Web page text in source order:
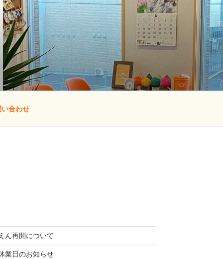
合わせ
ん再開について
業日のお知らせ